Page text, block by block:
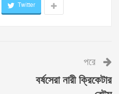
Twitter
পরে
বর্ষসেরা নারী ক্রিকেটার